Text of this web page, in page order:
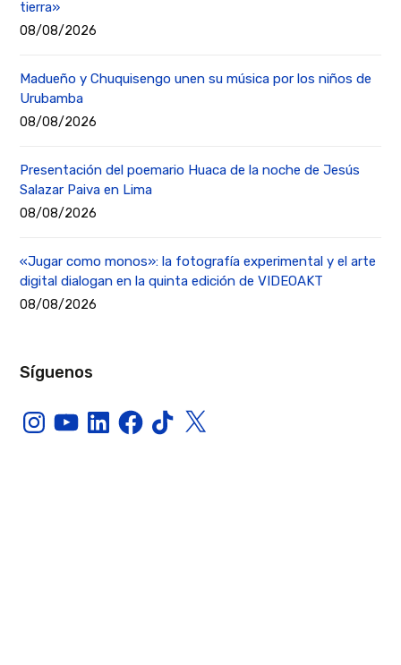
tierra»
08/08/2026
Madueño y Chuquisengo unen su música por los niños de
Urubamba
08/08/2026
Presentación del poemario Huaca de la noche de Jesús
Salazar Paiva en Lima
08/08/2026
«Jugar como monos»: la fotografía experimental y el arte
digital dialogan en la quinta edición de VIDEOAKT
08/08/2026
Síguenos
InstagramYouTubeLinkedInFacebook
TikTokX